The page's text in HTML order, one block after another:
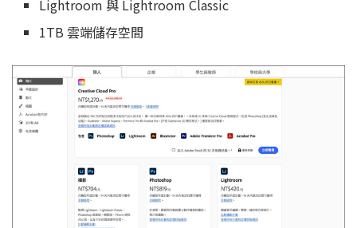
Lightroom 與 Lightroom Classic
1TB 雲端儲存空間